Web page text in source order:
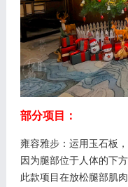
部分项目：
雍容雅步：运用玉石板
因为腿部位于人体的下
此款项目在放松腿部肌